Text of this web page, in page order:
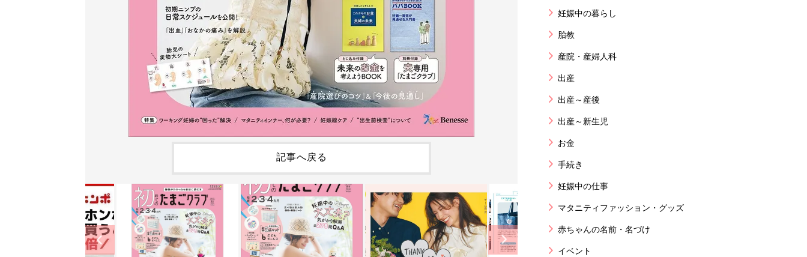
記事へ戻る
妊娠中の暮らし
胎教
産院・産婦人科
出産
出産～産後
出産～新生児
お金
手続き
妊娠中の仕事
マタニティファッション・グッズ
赤ちゃんの名前・名づけ
イベント